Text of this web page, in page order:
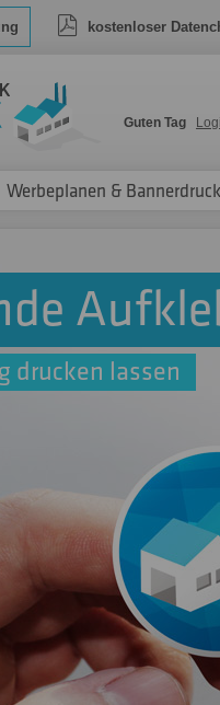
kostenloser
Guten Tag
Werbeplanen & Bannerdruck
drucken lassen